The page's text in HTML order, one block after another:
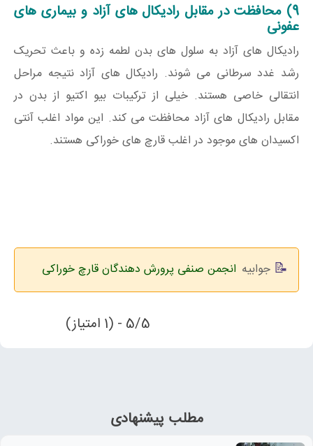
9) محافظت در مقابل رادیکال های آزاد و بیماری های
عفونی
رادیکال های آزاد به سلول های بدن لطمه زده و باعث تحریک
رشد غدد سرطانی می شوند. رادیکال های آزاد نتیجه مراحل
انتقالی خاصی هستند. خیلی از ترکیبات بیو اکتیو از بدن در
مقابل رادیکال های آزاد محافظت می کند. این مواد اغلب آنتی
اکسیدان های موجود در اغلب قارچ های خوراکی هستند.
جوابیه انجمن صنفی پرورش دهندگان قارچ خوراکی
5/5 - (1 امتیاز)
مطلب پیشنهادی